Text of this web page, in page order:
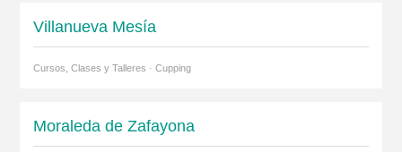
Villanueva Mesía
Cursos, Clases y Talleres · Cupping
Moraleda de Zafayona